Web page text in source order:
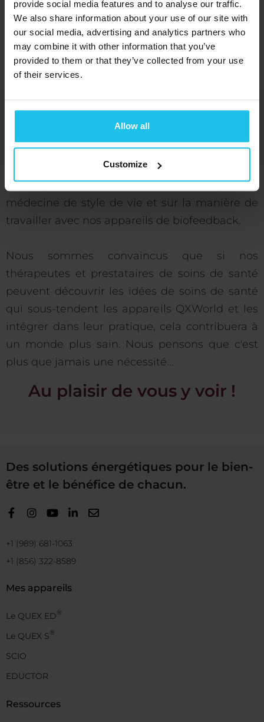
provide social media features and to analyse our traffic.
We also share information about your use of our site with
our social media, advertising and analytics partners who
may combine it with other information that you’ve
provided to them or that they’ve collected from your use
of their services.
Allow all
Customize
health care fields.
RÉSERVEZ MAINTENANT
QXWorld est et reste avant tout le centre de
connaissances pour les professionnels de la
santé, les thérapeutes, les universitaires et les
médecins qui souhaitent en savoir plus sur la
médecine de style de vie et sur la manière de
travailler avec nos appareils de biofeedback.
Nous sommes convaincus que si nos
thérapeutes et prestataires de soins de santé
peuvent découvrir les idées de soins de santé
qui sous-tendent les appareils QXWorld et les
intégrer dans leur pratique, cela contribuera à
un monde plus sain. Nous pensons que c'est
plus que jamais une nécessité...
Au plaisir de vous y voir !
Des solutions énergétiques pour le bien-
être et le bénéfice de chacun.
+1 (989) 681-1063
+1 (856) 322-8589
Mes appareils
Le QUEX ED®
Le QUEX S®
SCIO
EDUCTOR
Ressources